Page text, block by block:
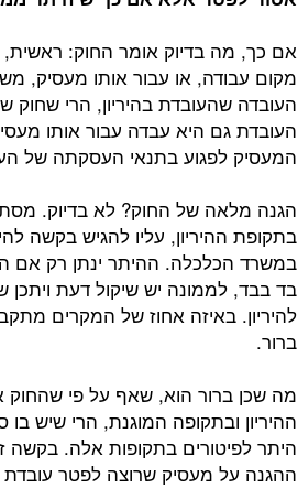
אם כך, מה בדיוק אומר החוק: ראשית,
מקום עבודה, או עבור אותו מעסיק,
העובדה שהעובדת בהיריון, הרי שחוק
העובדת גם היא עבדה עבור אותו
המעסיק לפגוע בתנאי העסקתה של
הגנה מלאה של החוק? לא בדיוק.
בתקופת ההיריון, עליו להגיש בקשה
במשרד הכלכלה. ההיתר ינתן רק אם
בד בבד, לממונה יש שיקול דעת
להיריון. באיזה אחוז של המקרים
ברור.
מה שכן ברור הוא, שאף על פי
ההיריון ובתקופה המוגנת, הרי שיש
היתר לפיטורים בתקופות אלה. בקשה
ההגנה על מעסיק שרוצה לפטר עובדת